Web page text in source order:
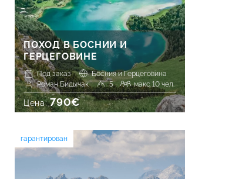
ПОХОД В БОСНИИ И
ГЕРЦЕГОВИНЕ
Под заказ
Босния и Герцеговина
Роман Бидычак
5 макс 10 чел.
Цена:790€
гарантирован